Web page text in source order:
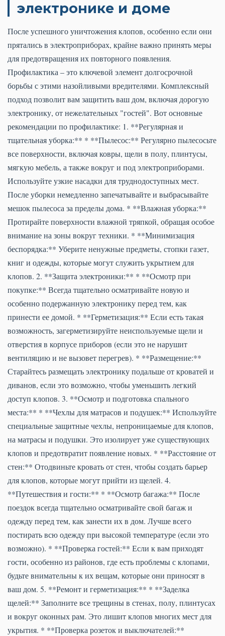
электронике и доме
После успешного уничтожения клопов, особенно если они
прятались в электроприборах, крайне важно принять меры
для предотвращения их повторного появления.
Профилактика – это ключевой элемент долгосрочной
борьбы с этими назойливыми вредителями. Комплексный
подход позволит вам защитить ваш дом, включая дорогую
электронику, от нежелательных "гостей". Вот основные
рекомендации по профилактике: 1. **Регулярная и
тщательная уборка:** * **Пылесос:** Регулярно пылесосьте
все поверхности, включая ковры, щели в полу, плинтусы,
мягкую мебель, а также вокруг и под электроприборами.
Используйте узкие насадки для труднодоступных мест.
После уборки немедленно запечатывайте и выбрасывайте
мешок пылесоса за пределы дома. * **Влажная уборка:**
Протирайте поверхности влажной тряпкой, обращая особое
внимание на зоны вокруг техники. * **Минимизация
беспорядка:** Уберите ненужные предметы, стопки газет,
книг и одежды, которые могут служить укрытием для
клопов. 2. **Защита электроники:** * **Осмотр при
покупке:** Всегда тщательно осматривайте новую и
особенно подержанную электронику перед тем, как
принести ее домой. * **Герметизация:** Если есть такая
возможность, загерметизируйте неиспользуемые щели и
отверстия в корпусе приборов (если это не нарушит
вентиляцию и не вызовет перегрев). * **Размещение:**
Старайтесь размещать электронику подальше от кроватей и
диванов, если это возможно, чтобы уменьшить легкий
доступ клопов. 3. **Осмотр и подготовка спального
места:** * **Чехлы для матрасов и подушек:** Используйте
специальные защитные чехлы, непроницаемые для клопов,
на матрасы и подушки. Это изолирует уже существующих
клопов и предотвратит появление новых. * **Расстояние от
стен:** Отодвиньте кровать от стен, чтобы создать барьер
для клопов, которые могут прийти из щелей. 4.
**Путешествия и гости:** * **Осмотр багажа:** После
поездок всегда тщательно осматривайте свой багаж и
одежду перед тем, как занести их в дом. Лучше всего
постирать всю одежду при высокой температуре (если это
возможно). * **Проверка гостей:** Если к вам приходят
гости, особенно из районов, где есть проблемы с клопами,
будьте внимательны к их вещам, которые они приносят в
ваш дом. 5. **Ремонт и герметизация:** * **Заделка
щелей:** Заполните все трещины в стенах, полу, плинтусах
и вокруг оконных рам. Это лишит клопов многих мест для
укрытия. * **Проверка розеток и выключателей:**